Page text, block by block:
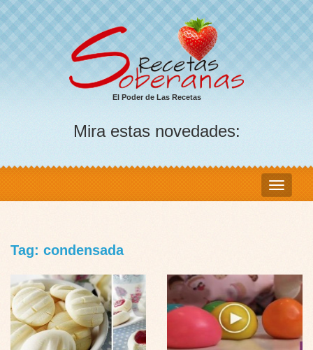
El Poder de Las Recetas
Mira estas novedades:
Tag: condensada